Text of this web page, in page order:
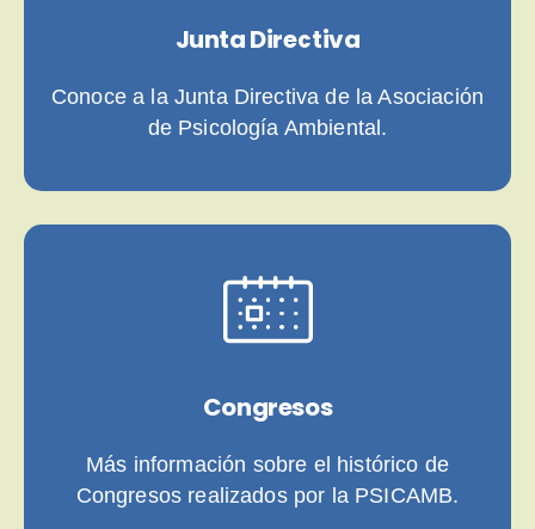
Junta Directiva
Conoce a la Junta Directiva de la Asociación
de Psicología Ambiental.
Congresos
Más información sobre el histórico de
Congresos realizados por la PSICAMB.